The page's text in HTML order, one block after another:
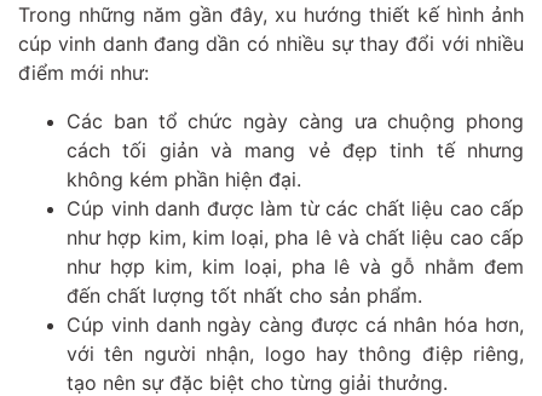
Trong những năm gần đây, xu hướng thiết kế hình ảnh
cúp vinh danh đang dần có nhiều sự thay đổi với nhiều
điểm mới như:
Các ban tổ chức ngày càng ưa chuộng phong
cách tối giản và mang vẻ đẹp tinh tế nhưng
không kém phần hiện đại.
Cúp vinh danh được làm từ các chất liệu cao cấp
như hợp kim, kim loại, pha lê và chất liệu cao cấp
như hợp kim, kim loại, pha lê và gỗ nhằm đem
đến chất lượng tốt nhất cho sản phẩm.
Cúp vinh danh ngày càng được cá nhân hóa hơn,
với tên người nhận, logo hay thông điệp riêng,
tạo nên sự đặc biệt cho từng giải thưởng.